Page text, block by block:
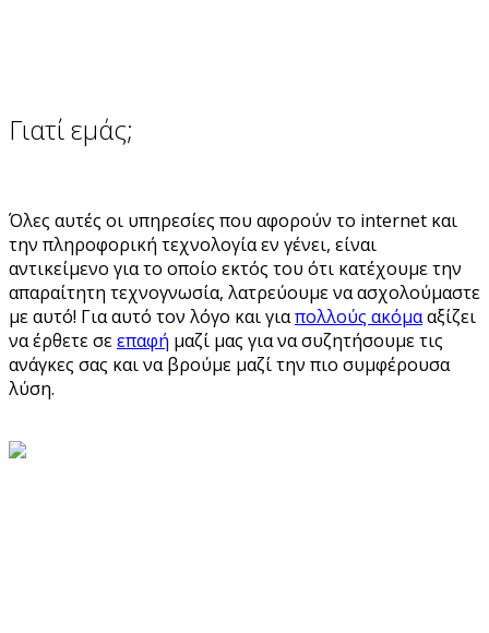
Γιατί εμάς;
Όλες αυτές οι υπηρεσίες που αφορούν το internet και
την πληροφορική τεχνολογία εν γένει, είναι
αντικείμενο για το οποίο εκτός του ότι κατέχουμε την
απαραίτητη τεχνογνωσία, λατρεύουμε να ασχολούμαστε
με αυτό! Για αυτό τον λόγο και γιαπολλούς ακόμααξίζει
να έρθετε σεεπαφή μαζί μας για να συζητήσουμε τις
ανάγκες σας και να βρούμε μαζί την πιο συμφέρουσα
λύση.